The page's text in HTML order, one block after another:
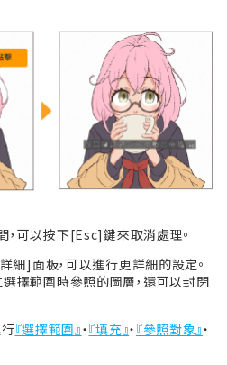
可以按下[Esc]鍵來取消處理。
]面板，可以進行更詳細的設定。
擇範圍時參照的圖層，還可以封閉
『選擇範圍』・『填充』・ 『參照對象』・